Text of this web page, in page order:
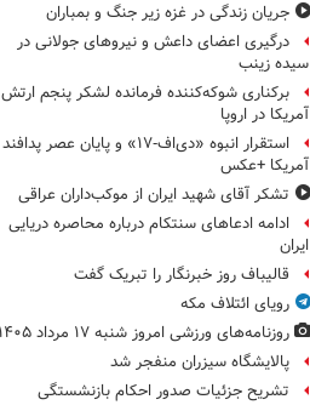
جریان زندگی در غزه زیر جنگ و بمباران
درگیری اعضای داعش و نیروهای جولانی در
سیده زینب
برکناری شوکه‌کننده فرمانده لشکر پنجم ارتش
آمریکا در اروپا
استقرار انبوه «دی‌اف‑۱۷» و پایان عصر پدافند
آمریکا +عکس
تشکر آقای شهید ایران از موکب‌داران عراقی
ادامه ادعاهای سنتکام درباره محاصره دریایی
ایران
قالیباف روز خبرنگار را تبریک گفت
رویای ائتلاف مکه
روزنامه‌های ورزشی امروز ‌شنبه ۱۷ مرداد ۱۴۰۵
پالایشگاه سیزران منفجر شد
تشریح جزئیات صدور احکام بازنشستگی